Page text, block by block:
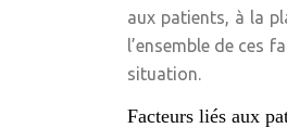
aux patients, à la
l’ensemble de ces
situation.
Facteurs liés aux